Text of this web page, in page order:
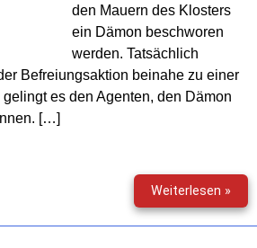
den Mauern des Klosters
ein Dämon beschworen
werden. Tatsächlich
Befreiungsaktion beinahe zu einer
es den Agenten, den Dämon
[…]
Weiterlesen »
(01)
–